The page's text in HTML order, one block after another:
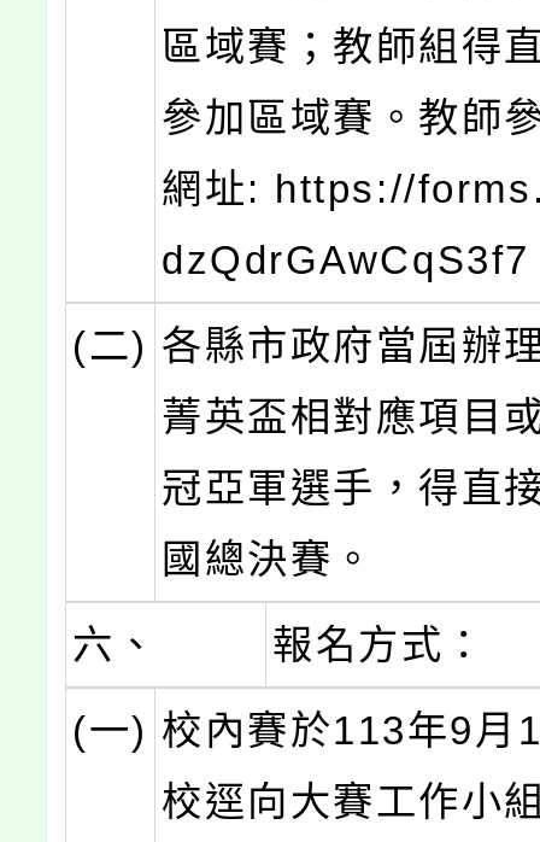
區域賽；教師組得
參加區域賽。教師
網址: https://
dzQdrGAwCqS3f7
(二) 各縣市政府當屆辦
菁英盃相對應項目
冠亞軍選手，得直
國總決賽。
六、
報名方式：
(一) 校內賽於113年9月
校逕向大賽工作小